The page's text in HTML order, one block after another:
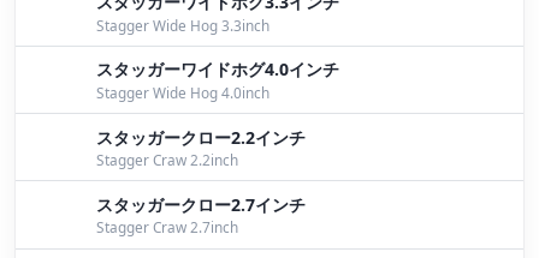
Yokoyama
陸ッパリDAY！！by Iwata
トップウォーターが好調となれば・・・by
Yokoyama
トップウォーターメインで by Yoshida
パイロン水中アクション動画by Yoshida
Stagger Wide Hog 3.3inch
スタッガーワイドホグ4.0インチ
Stagger Wide Hog 4.0inch
スタッガークロー2.2インチ
Stagger Craw 2.2inch
スタッガークロー2.7インチ
Stagger Craw 2.7inch